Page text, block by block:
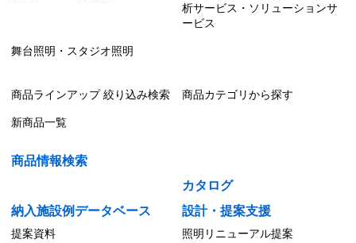
析サービス・ソリューションサ
ービス
舞台照明・スタジオ照明
商品ラインアップ 絞り込み検索 商品カテゴリから探す
新商品一覧
商品情報検索
カタログ
納入施設例データベース
設計・提案支援
提案資料 照明リニューアル提案